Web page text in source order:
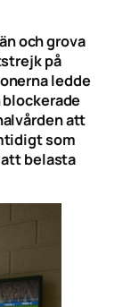
och grova
på
ledde
att
som
belasta